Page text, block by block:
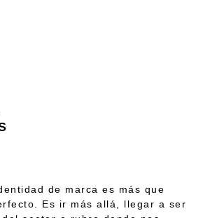
de marca es más que
. Es ir más allá, llegar a ser